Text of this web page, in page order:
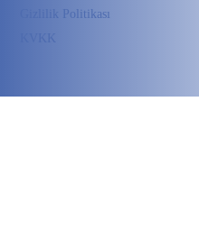
Gizlilik Politikası
KVKK